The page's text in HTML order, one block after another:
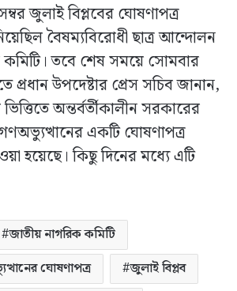
জুলাই বিপ্লবের ঘোষণাপত্র
বৈষম্যবিরোধী ছাত্র আন্দোলন
তবে শেষ সময়ে সোমবার
প্রধান উপদেষ্টার প্রেস সচিব জানান,
অন্তর্বর্তীকালীন সরকারের
একটি ঘোষণাপত্র
হয়েছে। কিছু দিনের মধ্যে এটি
জাতীয় নাগরিক কমিটি
ঘোষণাপত্র
জুলাই বিপ্লব